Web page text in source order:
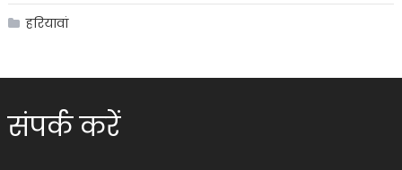
हरियावां
संपर्क करें